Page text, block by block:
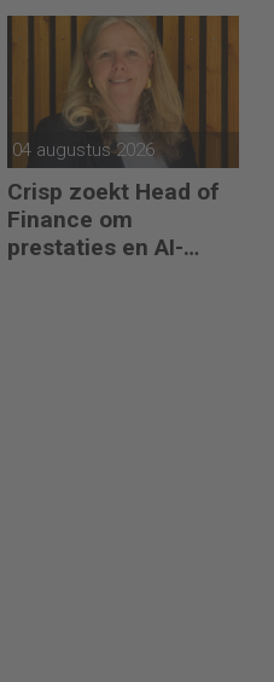
04 augustus 2026
Crisp zoekt Head of
Finance om
prestaties en AI-